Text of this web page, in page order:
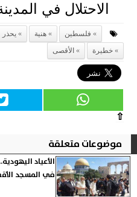
الاحتلال في
فلسطين هنية يحذر
خطيرة
الأقصى
⇧
موضوعات متعلقة
الأعياد
في المسجد